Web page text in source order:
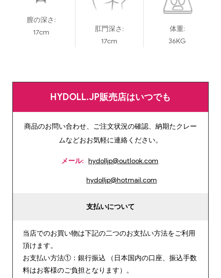
膣の深さ:
17cm
肛門深さ:
17cm
体重:
36KG
HYDOLL.JP販売店はいつでも
商品のお問い合わせ、ご注文状況の確認、納期たクレー
ムなどおお気軽に連絡ください。
メール: hydolljp@outlook.com
hydolljp@hotmail.com
支払いについて
当店でのお買い物は下記の二つのお支払い方法をご利用
頂けます。
お支払い方法①：銀行振込 （日本国内の口座、振込手数
料はお客様のご負担となります）。